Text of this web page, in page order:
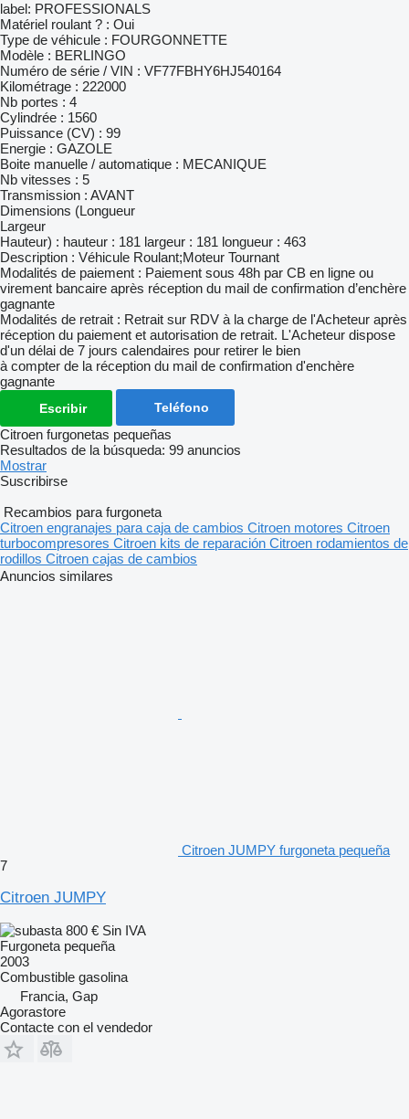
label: PROFESSIONALS
Matériel roulant ? : Oui
Type de véhicule : FOURGONNETTE
Modèle : BERLINGO
Numéro de série / VIN : VF77FBHY6HJ540164
Kilométrage : 222000
Nb portes : 4
Cylindrée : 1560
Puissance (CV) : 99
Energie : GAZOLE
Boite manuelle / automatique : MECANIQUE
Nb vitesses : 5
Transmission : AVANT
Dimensions (Longueur
Largeur
Hauteur) : hauteur : 181 largeur : 181 longueur : 463
Description : Véhicule Roulant;Moteur Tournant
Modalités de paiement : Paiement sous 48h par CB en ligne ou
virement bancaire après réception du mail de confirmation d’enchère
gagnante
Modalités de retrait : Retrait sur RDV à la charge de l'Acheteur après
réception du paiement et autorisation de retrait. L'Acheteur dispose
d'un délai de 7 jours calendaires pour retirer le bien
à compter de la réception du mail de confirmation d'enchère
gagnante
Escribir Teléfono
Citroen furgonetas pequeñas
Resultados de la búsqueda: 99 anuncios
Mostrar
Suscribirse
Recambios para furgoneta
Citroen engranajes para caja de cambios Citroen motores Citroen
turbocompresores Citroen kits de reparación Citroen rodamientos de
rodillos Citroen cajas de cambios
Anuncios similares
Citroen JUMPY furgoneta pequeña
7
Citroen JUMPY
800 € Sin IVA
Furgoneta pequeña
2003
Combustible gasolina
Francia, Gap
Agorastore
Contacte con el vendedor